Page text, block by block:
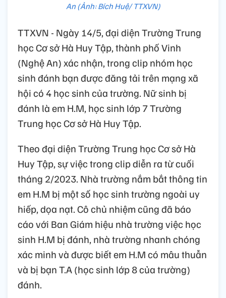
An (Ảnh: Bích Huệ/ TTXVN)
TTXVN - Ngày 14/5, đại diện Trường Trung
học Cơ sở Hà Huy Tập, thành phố Vinh
(Nghệ An) xác nhận, trong clip nhóm học
sinh đánh bạn được đăng tải trên mạng xã
hội có 4 học sinh của trường. Nữ sinh bị
đánh là em H.M, học sinh lớp 7 Trường
Trung học Cơ sở Hà Huy Tập.
Theo đại diện Trường Trung học Cơ sở Hà
Huy Tập, sự việc trong clip diễn ra từ cuối
tháng 2/2023. Nhà trường nắm bắt thông tin
em H.M bị một số học sinh trường ngoài uy
hiếp, dọa nạt. Cô chủ nhiệm cũng đã báo
cáo với Ban Giám hiệu nhà trường việc học
sinh H.M bị đánh, nhà trường nhanh chóng
xác minh và được biết em H.M có mâu thuẫn
và bị bạn T.A (học sinh lớp 8 của trường)
đánh.